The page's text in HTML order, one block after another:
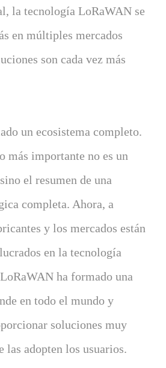
la tecnología LoRaWAN se
en múltiples mercados
son cada vez más
un ecosistema completo.
más importante no es un
el resumen de una
completa. Ahora, a
y los mercados están
en la tecnología
ha formado una
en todo el mundo y
soluciones muy
las adopten los usuarios.